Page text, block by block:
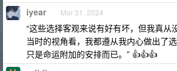
iyear Mar 31, 2024
“这些选择客观来说有好有坏，但我真从
当时的视角看，我都遵从我内心做出了
只是命运附加的安排而已。” 👍👍👍